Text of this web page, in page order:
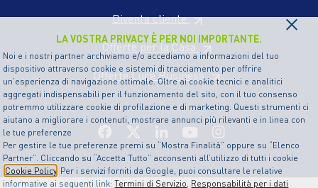
LA VOSTRA PRIVACY È PER NOI IMPORTANTE.
Noi e i nostri partner archiviamo e/o accediamo a informazioni del tuo
dispositivo attraverso cookie e sistemi di tracciamento per offrire
un’esperienza di navigazione ottimale. Oltre ai cookie tecnici e analitici
aggregati indispensabili per il funzionamento del sito, con il tuo consenso
potremmo utilizzare cookie di profilazione e di marketing. Questi strumenti ci
aiutano a migliorare i contenuti, mostrare annunci più rilevanti e in linea con
le tue preferenze
Per gestire le tue preferenze premi su “Mostra Finalità” oppure su “Elenco
Partner”. Cliccando su “Accetta Tutto” acconsenti all’utilizzo di tutti i cookie
Cookie Policy . Per i servizi forniti da Google, puoi consultare le relative
informative ai seguenti link:Termini di Servizio, Responsabilità per i dati
×
Diventa cliente
Offerte per la Casa
Offerte Luce Business